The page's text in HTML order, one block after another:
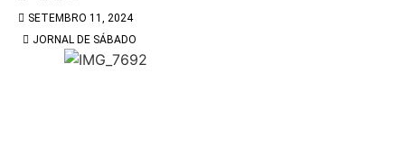
SETEMBRO 11, 2024
JORNAL DE SÁBADO